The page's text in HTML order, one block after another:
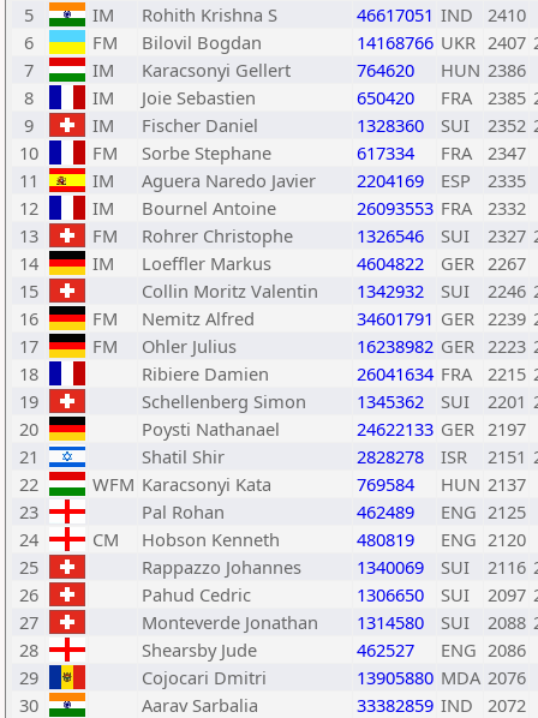
5
IM Rohith Krishna S 46617051 IND
2410
6
FM Bilovil Bogdan 14168766 UKR 2407
7
IM Karacsonyi Gellert 764620 HUN 2386
8
IM Joie Sebastien 650420 FRA 2385
9
IM Fischer Daniel 1328360 SUI 2352
10
FM Sorbe Stephane 617334 FRA
2347
11
IM Aguera Naredo Javier 2204169 ESP
2335
12
IM Bournel Antoine 26093553 FRA
2332
13
FM Rohrer Christophe 1326546 SUI 2327
14
IM Loeffler Markus 4604822 GER 2267
15
Collin Moritz Valentin 1342932 SUI 2246
16
FM Nemitz Alfred 34601791 GER 2239
17
FM Ohler Julius 16238982 GER 2223
18
Ribiere Damien 26041634 FRA 2215
19
Schellenberg Simon 1345362 SUI 2201
20
Poysti Nathanael 24622133 GER 2197
21
Shatil Shir 2828278 ISR 2151
22
WFM Karacsonyi Kata 769584 HUN 2137
23
Pal Rohan 462489 ENG 2125
24
CM Hobson Kenneth 480819 ENG 2120
25
Rappazzo Johannes 1340069 SUI 2116
26
Pahud Cedric 1306650 SUI 2097
27
Monteverde Jonathan 1314580 SUI 2088
28
Shearsby Jude 462527 ENG 2086
29
Cojocari Dmitri 13905880 MDA 2076
30
Aarav Sarbalia 33382859 IND
2072